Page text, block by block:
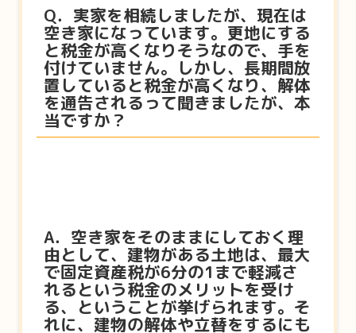
Q．実家を相続しましたが、現在は
空き家になっています。更地にする
と税金が高くなりそうなので、手を
付けていません。しかし、長期間放
置していると税金が高くなり、解体
を通告されるって聞きましたが、本
当ですか？
A．空き家をそのままにしておく理
由として、建物がある土地は、最大
で固定資産税が6分の1まで軽減さ
れるという税金のメリットを受け
る、ということが挙げられます。そ
れに、建物の解体や立替をするにも